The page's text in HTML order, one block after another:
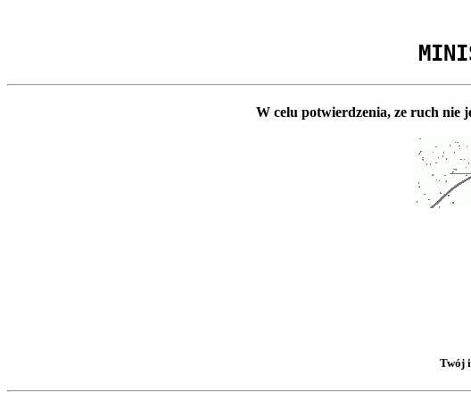
W celu potwierdzenia, ze ruch nie
Twój